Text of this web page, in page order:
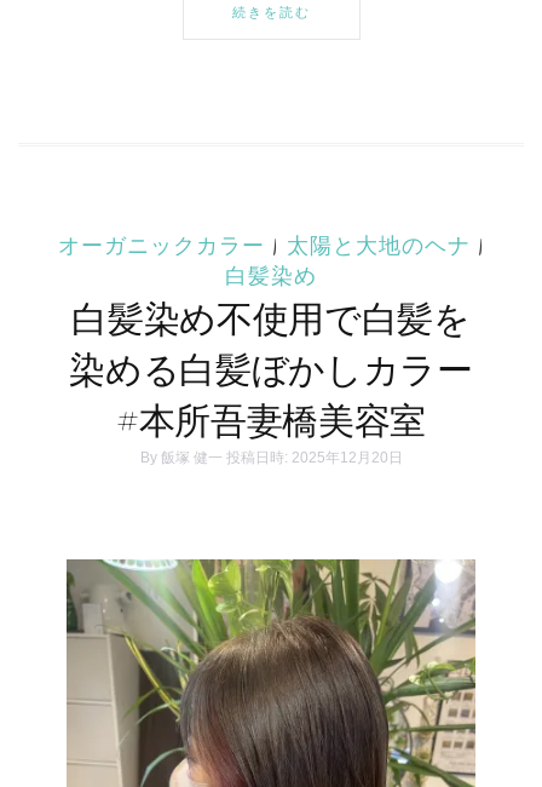
続きを読む
オーガニックカラー | 太陽と大地のヘナ |
白髪染め
白髪染め不使用で白髪を
染める白髪ぼかしカラー
#本所吾妻橋美容室
By 飯塚 健一 投稿日時: 2025年12月20日